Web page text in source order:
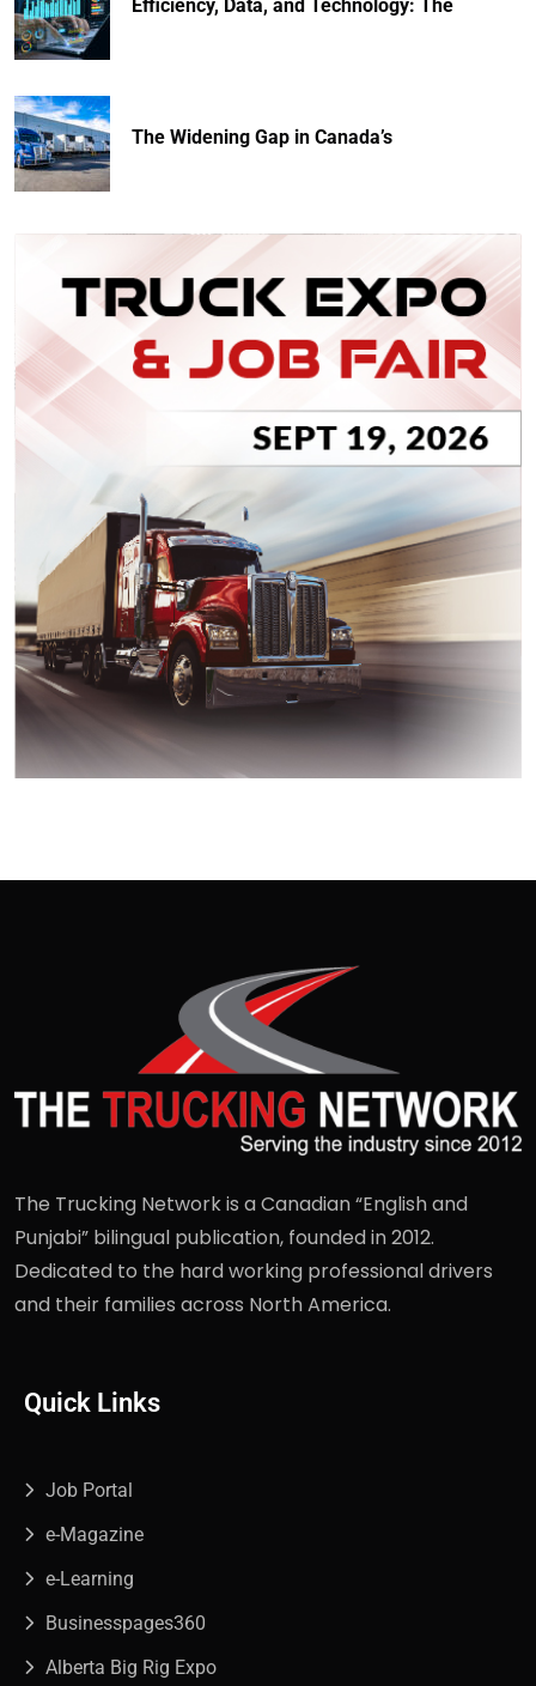
Efficiency, Data, and Technology: The
The Widening Gap in Canada’s
The Trucking Network is a Canadian “English and
Punjabi” bilingual publication, founded in 2012.
Dedicated to the hard working professional drivers
and their families across North America.
Quick Links
Job Portal
e-Magazine
e-Learning
Businesspages360
Alberta Big Rig Expo